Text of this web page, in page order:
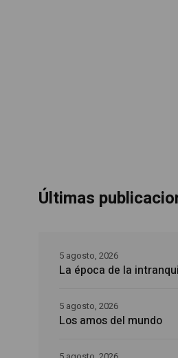
Últimas
La época de la
5 agosto, 2026
Los amos del mundo
5 agosto, 2026